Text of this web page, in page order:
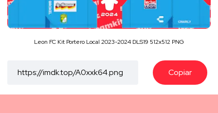
Leon FC Kit Portero Local 2023-2024 DLS19 512x512 PNG
Copiar